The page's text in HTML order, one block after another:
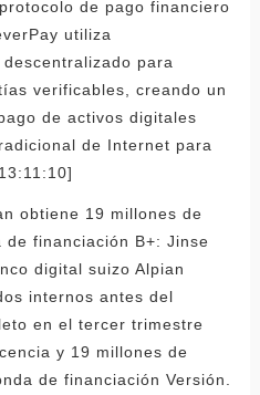
de pago financiero
utiliza
para
verificables, creando un
de activos digitales
de Internet para
obtiene 19 millones de
financiación B+: Jinse
digital suizo Alpian
internos antes del
en el tercer trimestre
y 19 millones de
de financiación Versión.